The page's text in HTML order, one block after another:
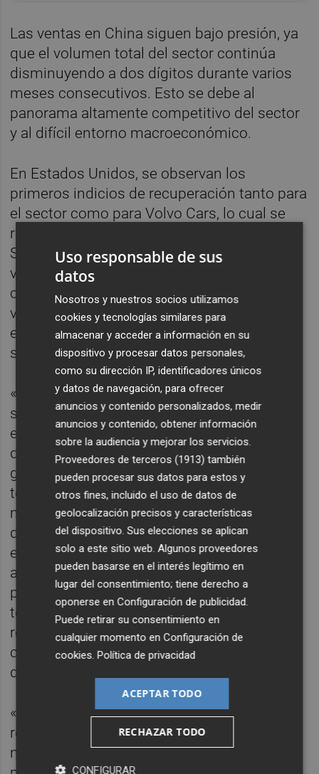
Las ventas en China siguen bajo presión, ya
que el volumen total del sector continúa
disminuyendo a dos dígitos durante varios
meses consecutivos. Esto se debe al
panorama altamente competitivo del sector
y al difícil entorno macroeconómico.
En Estados Unidos, se observan los
primeros indicios de recuperación tanto para
el sector como para Volvo Cars, lo cual se
refleja en la mejora gradual de las entregas.
Sin embargo, el mercado en general sigue
viéndose afectado por la baja confianza del
consumidor y la escasa demanda de
vehículos totalmente eléctricos e híbridos
enchufables tras la eliminación de las
subvenciones.
«A pesar de todos los desafíos externos,
seguimos creciendo en Europa gracias a la
electrificación», declaró Erik Severinson,
director comercial de Volvo Cars . «En
general, las entregas de nuestros vehículos
totalmente eléctricos crecieron por octavo
mes consecutivo, impulsadas por la fuerte
demanda de los SUV eléctricos EX30 y EX40
en Europa. Asimismo, hemos observado un
aumento sostenido y significativo en los
pedidos minoristas de nuestros modelos
totalmente eléctricos en la región, lo que
refuerza aún más nuestra estrategia para
convertirnos en líderes en la electrificación
de vehículos premium», añadió.
«Además, nos complace enormemente
recibir críticas muy positivas sobre nuestro
nuevo SUV totalmente eléctrico EX60 por
Uso responsable de sus
datos
Nosotros y nuestros socios utilizamos
cookies y tecnologías similares para
almacenar y acceder a información en su
dispositivo y procesar datos personales,
como su dirección IP, identificadores únicos
y datos de navegación, para ofrecer
anuncios y contenido personalizados, medir
anuncios y contenido, obtener información
sobre la audiencia y mejorar los servicios.
Proveedores de terceros (1913) también
pueden procesar sus datos para estos y
otros fines, incluido el uso de datos de
geolocalización precisos y características
del dispositivo. Sus elecciones se aplican
solo a este sitio web. Algunos proveedores
pueden basarse en el interés legítimo en
lugar del consentimiento; tiene derecho a
oponerse enConfiguración de publicidad
Puede retirar su consentimiento en
cualquier momento enConfiguración de
cookies .Política de privacidad
ACEPTAR TODO
RECHAZAR TODO
CONFIGURAR